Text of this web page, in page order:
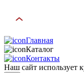
Главная
Каталог
Контакты
Наш сайт использует